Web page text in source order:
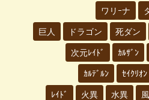
ワリｰナ
巨人 ドラゴン 死ダン
次元ﾚｲﾄﾞ ｶﾙｻﾞﾝ
ｶﾙﾃﾞﾙﾝ ｾｲｸﾘｵﾝ
ﾚｲﾄﾞ 火異 水異